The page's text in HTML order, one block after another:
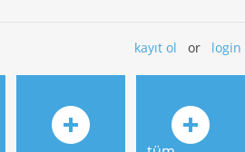
kayıt ol or login